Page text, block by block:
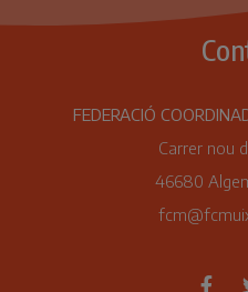
FEDERACIÓ
Carrer nou
46680